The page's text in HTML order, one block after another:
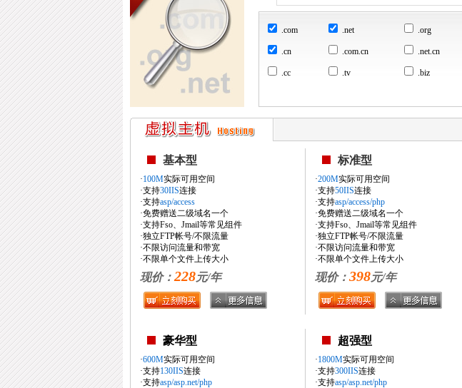
.com .net .org
.cn .com.cn .net.cn
.cc .tv .biz
基本型
·100M实际可用空间
·支持30IIS连接
·支持asp/access
·免费赠送二级域名一个
·支持Fso、Jmail等常见组件
·独立FTP帐号/不限流量
·不限访问流量和带宽
·不限单个文件上传大小
现价： 228元/年
标准型
·200M实际可用空间
·支持50IIS连接
·支持asp/access/php
·免费赠送二级域名一个
·支持Fso、Jmail等常见组件
·独立FTP帐号/不限流量
·不限访问流量和带宽
·不限单个文件上传大小
现价： 398元/年
豪华型
·600M实际可用空间
·支持130IIS连接
·支持asp/asp.net/php
超强型
·1800M实际可用空间
·支持300IIS连接
·支持asp/asp.net/php